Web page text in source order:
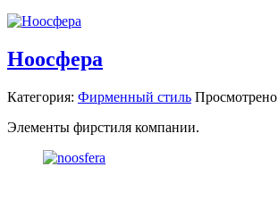
Ноосфера
Категория: Фирменный стиль Просмотрено
Элементы фирстиля компании.